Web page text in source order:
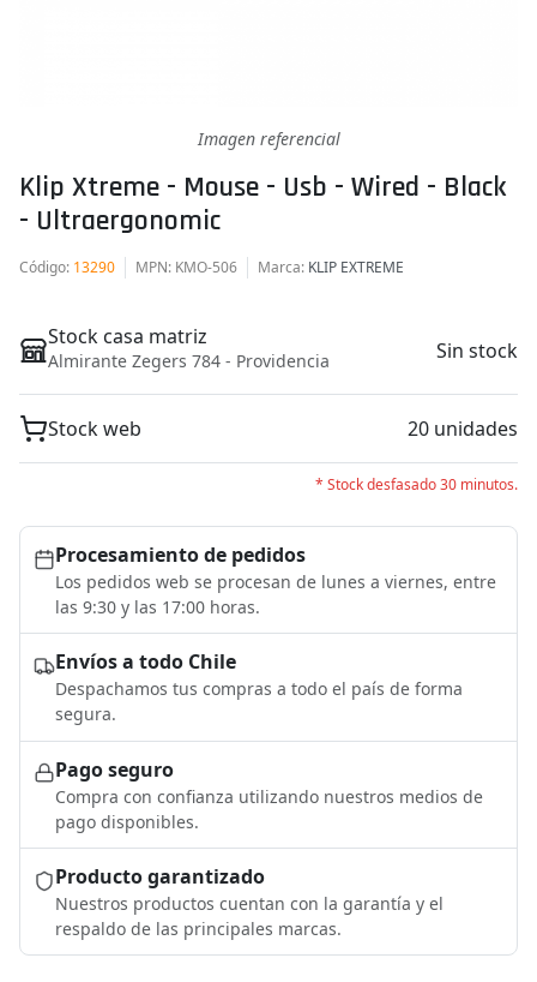
Imagen referencial
Klip Xtreme - Mouse - Usb - Wired - Black
- Ultraergonomic
Código: 13290 MPN: KMO-506 Marca: KLIP EXTREME
Stock casa matriz
Almirante Zegers 784 - Providencia Sin stock
Stock web 20 unidades
* Stock desfasado 30 minutos.
Procesamiento de pedidos
Los pedidos web se procesan de lunes a viernes, entre
las 9:30 y las 17:00 horas.
Envíos a todo Chile
Despachamos tus compras a todo el país de forma
segura.
Pago seguro
Compra con confianza utilizando nuestros medios de
pago disponibles.
Producto garantizado
Nuestros productos cuentan con la garantía y el
respaldo de las principales marcas.